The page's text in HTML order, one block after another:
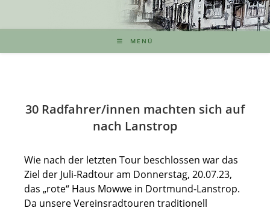
MENÜ
30 Radfahrer/innen machten sich auf
nach Lanstrop
Wie nach der letzten Tour beschlossen war das
Ziel der Juli-Radtour am Donnerstag, 20.07.23,
das „rote“ Haus Mowwe in Dortmund-Lanstrop.
Da unsere Vereinsradtouren traditionell